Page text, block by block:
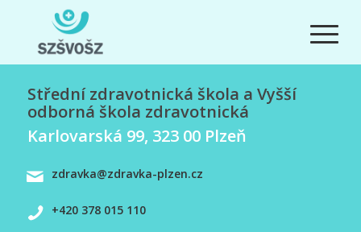
Střední zdravotnická škola a Vyšší
odborná škola zdravotnická
Karlovarská 99, 323 00 Plzeň
zdravka@zdravka-plzen.cz
+420 378 015 110